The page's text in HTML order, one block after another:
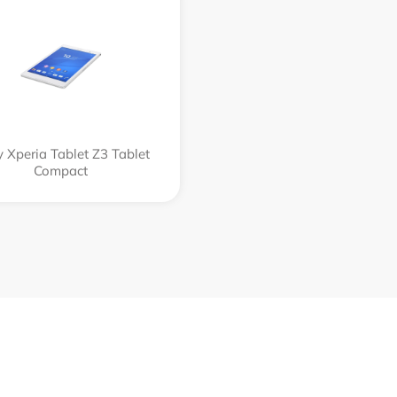
Xperia Tablet Z3 Tablet
Compact